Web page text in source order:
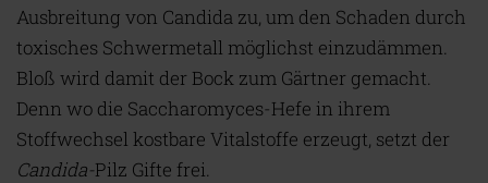
Ausbreitung von Candida zu, um den Schaden durch
toxisches Schwermetall möglichst einzudämmen.
Bloß wird damit der Bock zum Gärtner gemacht.
Denn wo die Saccharomyces-Hefe in ihrem
Stoffwechsel kostbare Vitalstoffe erzeugt, setzt der
Candida-Pilz Gifte frei.